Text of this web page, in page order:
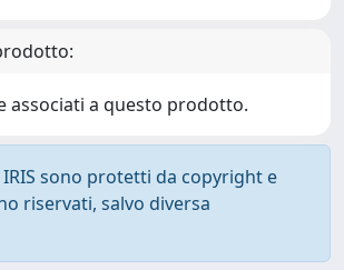
associati a questo prodotto.
sono protetti da copyright e
riservati, salvo diversa